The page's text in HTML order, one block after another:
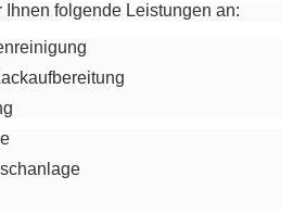
folgende Leistungen an: